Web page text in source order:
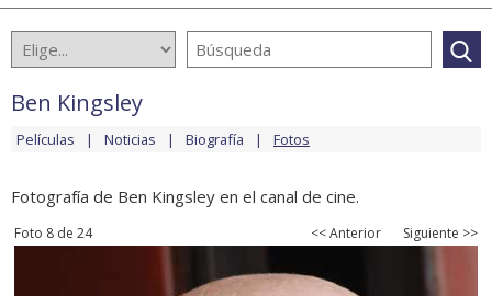
Ben Kingsley
Películas Noticias Biografía Fotos
Fotografía de Ben Kingsley en el canal de cine.
Foto 8 de 24 << Anterior Siguiente >>